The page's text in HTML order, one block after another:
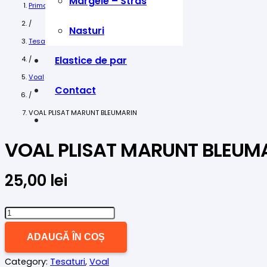
Nasturi
Elastice de par
Contact
Prima pagină
/
Tesaturi
/
Voal
/
VOAL PLISAT MARUNT BLEUMARIN
VOAL PLISAT MARUNT
25,00 lei
Cantitate
PLISAT
ADAUGĂ ÎN COȘ
Category: Tesaturi, Voal